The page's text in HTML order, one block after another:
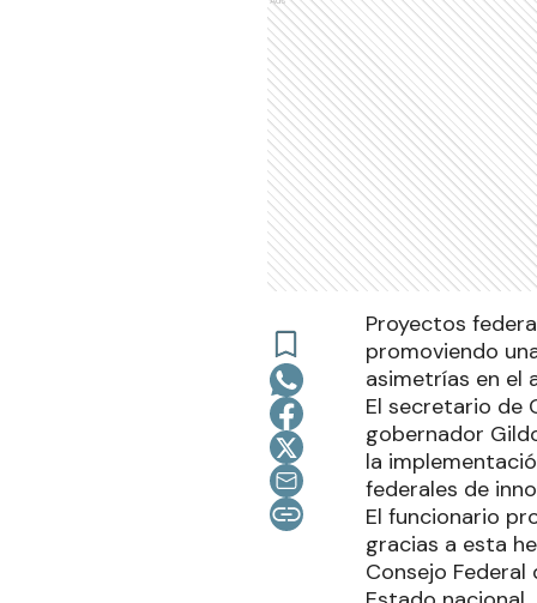
Proyectos
promoviendo
asimetrías en el
El secretario de
gobernador
la
federales de
El funcionario
gracias a esta
Consejo